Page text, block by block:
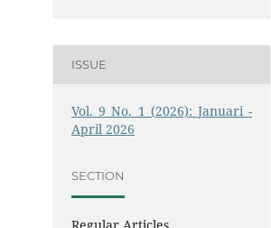
ISSUE
Vol. 9 No. 1 (2026): Januari -
April 2026
SECTION
Regular Articles